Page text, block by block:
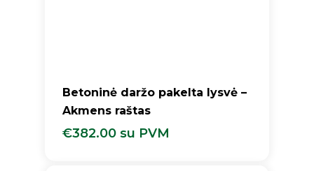
Betoninė daržo pakelta lysvė –
Akmens raštas
€382.00 su PVM